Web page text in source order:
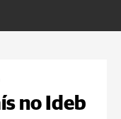
no Ideb